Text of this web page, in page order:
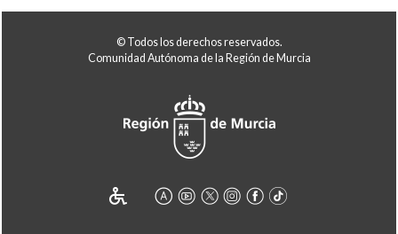
© Todos los derechos reservados.
Comunidad Autónoma de la Región de Murcia